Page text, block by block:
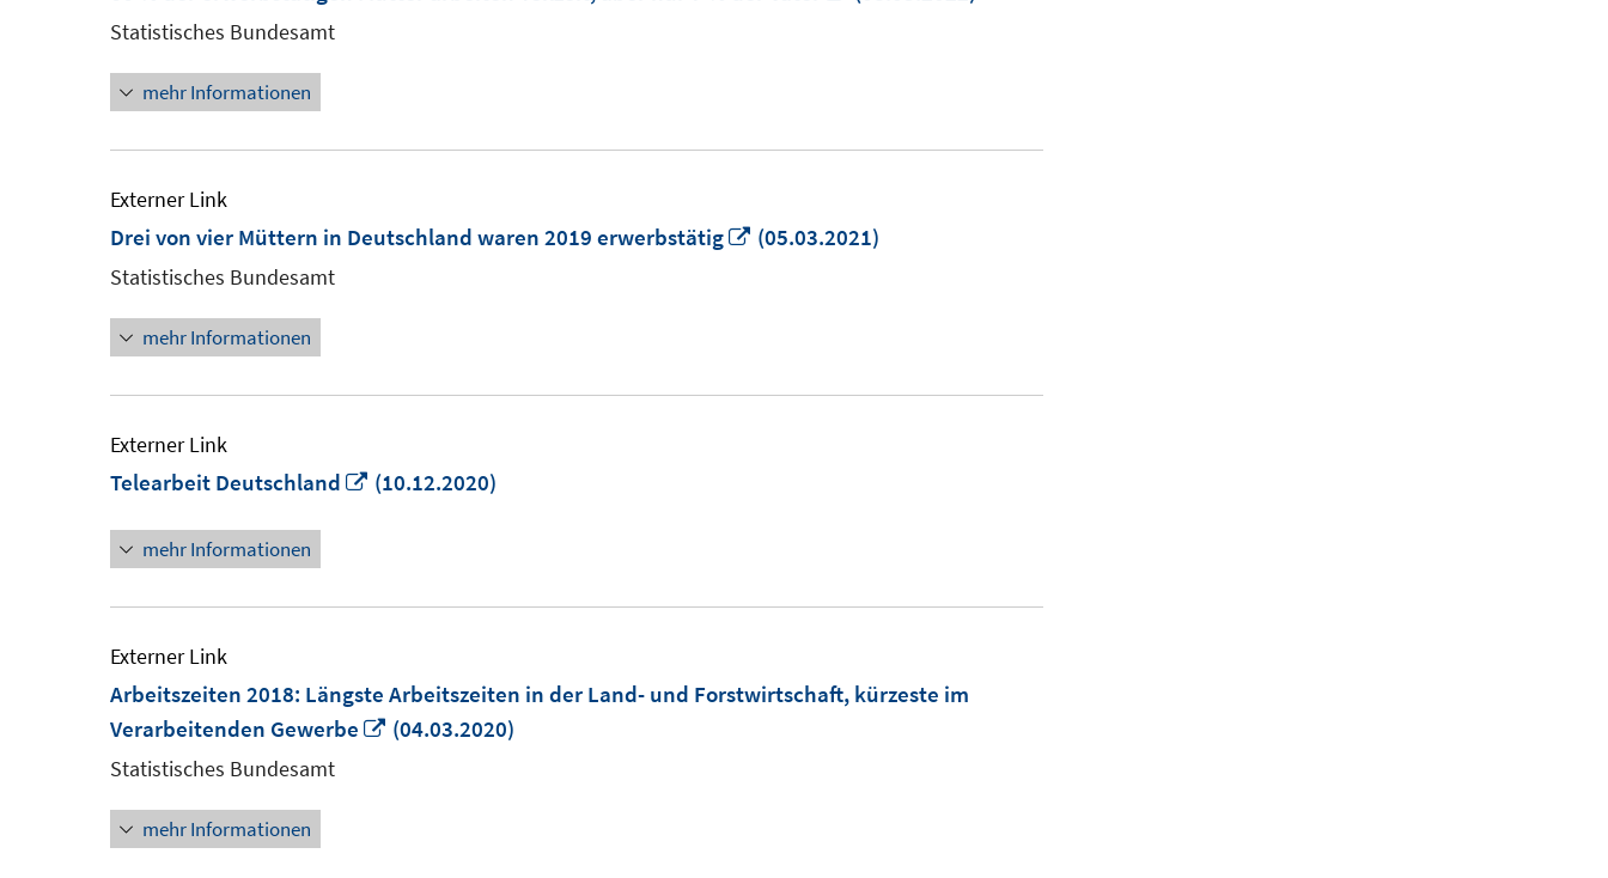
Statistisches Bundesamt
mehr Informationen
Externer Link
Drei von vier Müttern in Deutschland waren 2019 erwerbstätig
In
(05.03.2021)
Statistisches Bundesamt
mehr Informationen
Externer Link
Telearbeit Deutschland
In
(10.12.2020)
mehr Informationen
Externer Link
Arbeitszeiten 2018: Längste Arbeitszeiten in der Land- und Forstwirtschaft, kürzeste im
Verarbeitenden Gewerbe
In
(04.03.2020)
Statistisches Bundesamt
mehr Informationen